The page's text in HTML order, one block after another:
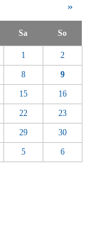
»
Sa So
1
2
8
9
15
16
22
23
29
30
5 6